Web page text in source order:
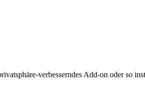
verbesserndes Add-on oder so